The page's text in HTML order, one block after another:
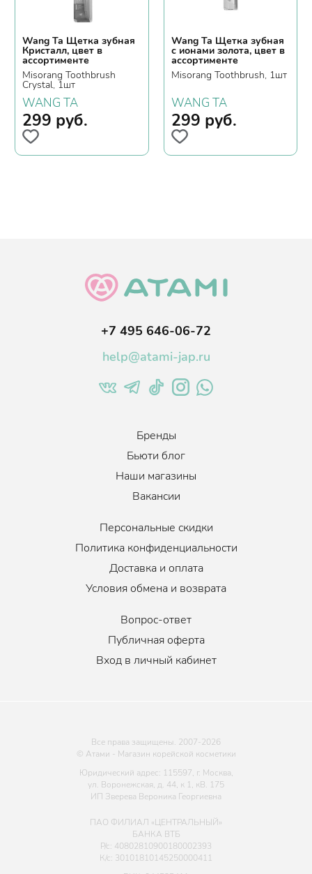
Wang Ta Щетка зубная
Кристалл, цвет в
ассортименте
Misorang Toothbrush
Crystal, 1шт
WANG TA
299 руб.
Wang Ta Щетка зубная
с ионами золота, цвет в
ассортименте
Misorang Toothbrush, 1шт
WANG TA
299 руб.
+7 495 646-06-72
help@atami-jap.ru
Бренды
Бьюти блог
Наши магазины
Вакансии
Персональные скидки
Политика конфиденциальности
Доставка и оплата
Условия обмена и возврата
Вопрос-ответ
Публичная оферта
Вход в личный кабинет
Все права защищены. 2007-2026
© Атами - Магазин корейской косметики
Юридический адрес: 115597, г. Москва,
ул. Воронежская, д. 44, к 1, кВ. 175
ИП Зверева Вероника Георгиевна
ПАО ФИЛИАЛ «ЦЕНТРАЛЬНЫЙ»
БАНКА ВТБ
Р/с: 40802810900180002393
К/с: 30101810145250000411